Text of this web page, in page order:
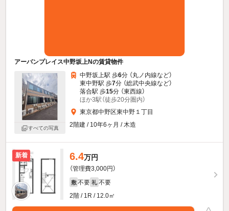
アーバンプレイス中野坂上Nの賃貸物件
すべての写真
中野坂上駅 歩6分 （丸ノ内線など）
東中野駅 歩7分 （総武中央線など）
落合駅 歩15分 （東西線）
ほか3駅（徒歩20分圏内）
東京都中野区東中野１丁目
2階建 / 10年6ヶ月 / 木造
新着 6.4万円
（管理費3,000円）
敷 不要 礼 不要
2階 / 1R / 12.0㎡